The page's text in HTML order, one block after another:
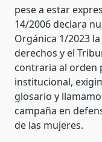
pese a estar
14/2006 declara
Orgánica 1/2023
derechos y el
contraria al orden
institucional,
glosario y
campaña en
de las mujeres.